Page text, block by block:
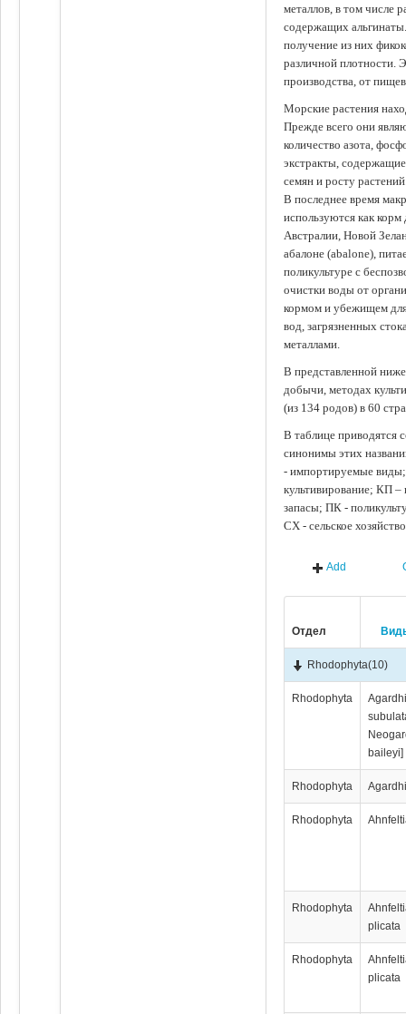
металлов, в том числе
содержащих
получение из них
различной плотности.
производства, от
Морские растения
Прежде всего они
количество азота,
экстракты,
семян и росту
В последнее время
используются как
Австралии, Новой
абалоне (abalone),
поликультуре с
очистки воды от
кормом и убежищем
вод, загрязненных
металлами.
В представленной
добычи, методах
(из 134 родов) в 60
В таблице приводятся
синонимы этих
- импортируемые
культивирование; КП
запасы; ПК -
СХ - сельское
Add
Отдел
Rhodophyta(10)
Rhodophyta
baileyi]
Rhodophyta
Rhodophyta
Rhodophyta
plicata
Rhodophyta
plicata